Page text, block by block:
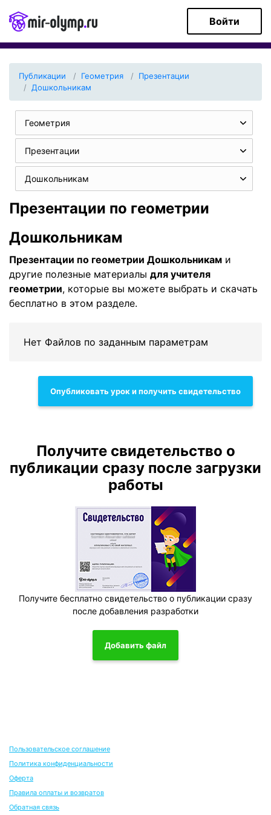
Войти
Публикации Геометрия
Презентации
Дошкольникам
Геометрия
Презентации
Дошкольникам
Презентации по геометрии
Дошкольникам
Презентации по геометрии Дошкольникам и
другие полезные материалы для учителя
геометрии, которые вы можете выбрать и скачать
бесплатно в этом разделе.
Нет Файлов по заданным параметрам
Опубликовать урок и получить свидетельство
Получите свидетельство о
публикации сразу после загрузки
работы
Получите бесплатно свидетельство о публикации сразу
после добавления разработки
Добавить файл
Пользовательское соглашение
Политика конфиденциальности
Оферта
Правила оплаты и возвратов
Обратная связь